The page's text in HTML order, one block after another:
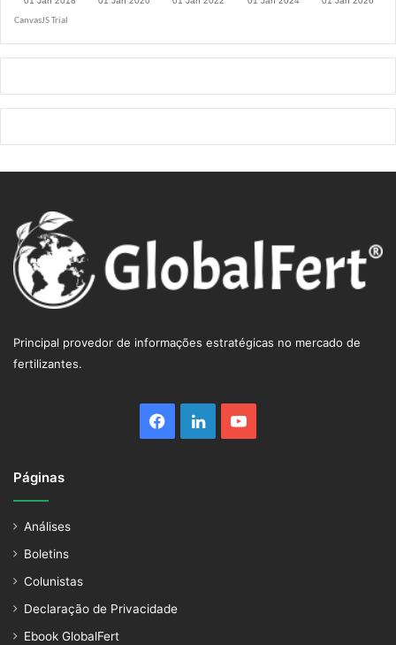
Principal provedor de informações estratégicas no mercado de
fertilizantes.
Facebook
LinkedinYouTube
Páginas
Análises
Boletins
Colunistas
Declaração de Privacidade
Ebook GlobalFert